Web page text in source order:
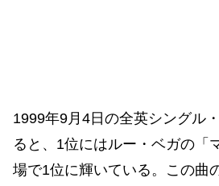
1999年9月4日の全英シングル
ると、1位にはルー・ベガの「
場で1位に輝いている。この曲